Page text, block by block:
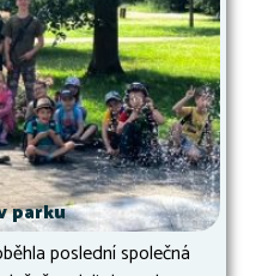
parku
poslední společná